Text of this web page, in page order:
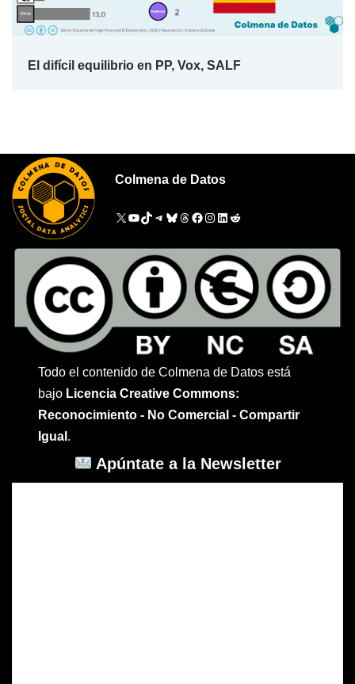
El difícil equilibrio en PP, Vox, SALF
Colmena de Datos
Todo el contenido de Colmena de Datos está
bajo Licencia Creative Commons:
Reconocimiento - No Comercial - Compartir
Igual .
Apúntate a la Newsletter